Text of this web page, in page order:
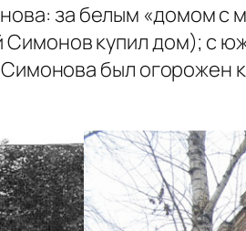
за белым «домом с
Симонов купил дом); с
был огорожен